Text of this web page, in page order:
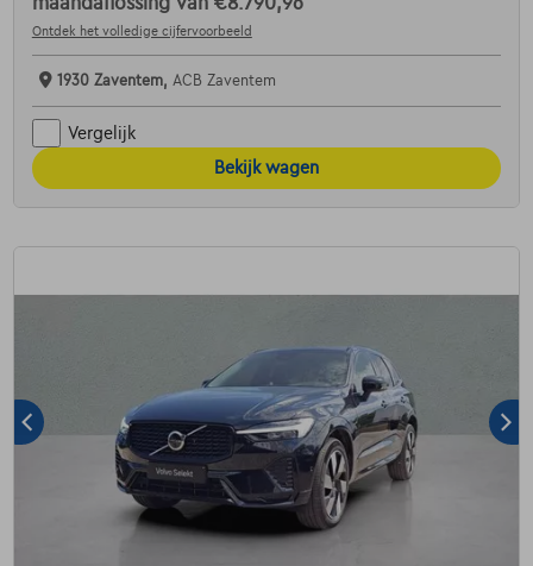
Ontdek het volledige cijfervoorbeeld
1930 Zaventem, ACB Zaventem
Vergelijk
Bekijk wagen